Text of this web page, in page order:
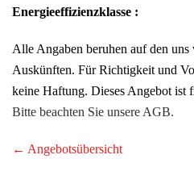
Energieeffizienzklasse :
Alle Angaben beruhen auf den
Auskünften. Für Richtigkeit und
keine Haftung. Dieses Angebot ist
Bitte beachten Sie unsere AGB.
← Angebotsübersicht